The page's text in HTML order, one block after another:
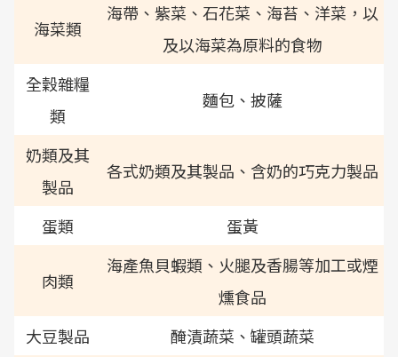
海菜類
海帶、紫菜、石花菜、海苔、洋菜，以
及以海菜為原料的食物
全穀雜糧
類
麵包、披薩
奶類及其
製品
各式奶類及其製品、含奶的巧克力製品
蛋類 蛋黃
肉類
海產魚貝蝦類、火腿及香腸等加工或煙
燻食品
大豆製品
醃漬蔬菜、罐頭蔬菜